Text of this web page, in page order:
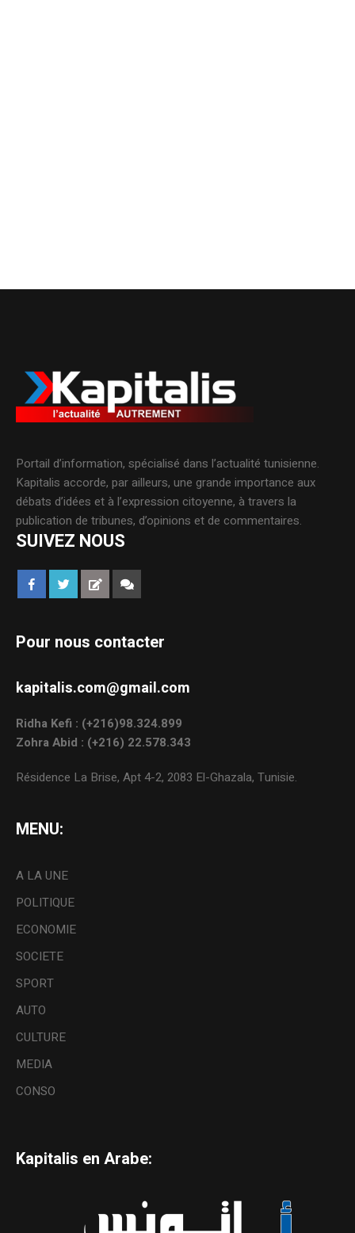
Portail d’information, spécialisé dans l’actualité tunisienne.
Kapitalis accorde, par ailleurs, une grande importance aux
débats d’idées et à l’expression citoyenne, à travers la
publication de tribunes, d’opinions et de commentaires.
SUIVEZ NOUS
Pour nous contacter
kapitalis.com@gmail.com
Ridha Kefi : (+216)98.324.899
Zohra Abid : (+216) 22.578.343
Résidence La Brise, Apt 4-2, 2083 El-Ghazala, Tunisie.
MENU:
A LA UNE
POLITIQUE
ECONOMIE
SOCIETE
SPORT
AUTO
CULTURE
MEDIA
CONSO
Kapitalis en Arabe: